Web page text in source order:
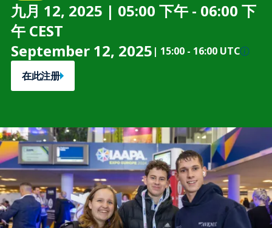
九月 12, 2025 | 05:00 下午 - 06:00 下
午 CEST
September 12, 2025 | 15:00 - 16:00 UTC
在此注册